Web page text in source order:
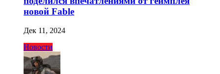
новой Fable
Дек 11, 2024
Новости